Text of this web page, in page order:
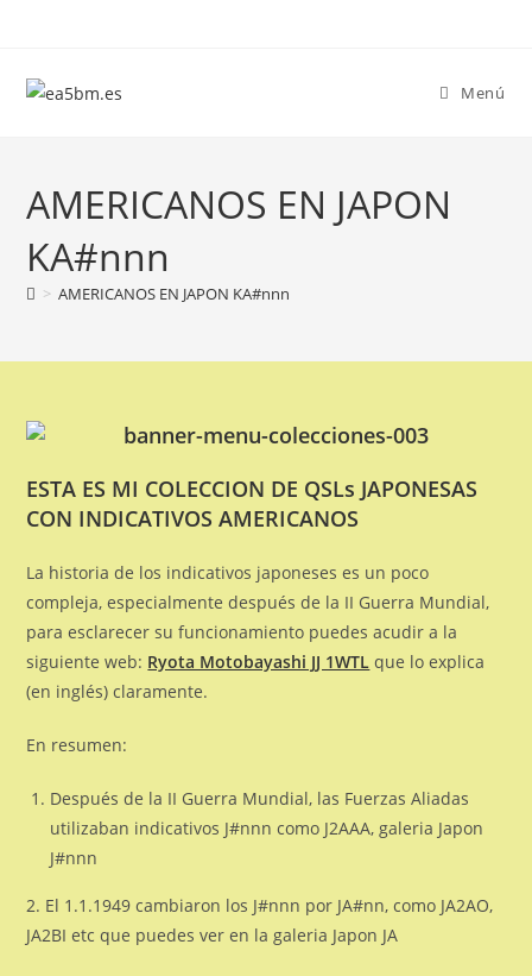
contenido
Menú
AMERICANOS EN JAPON
KA#nnn
> AMERICANOS EN JAPON KA#nnn
ESTA ES MI COLECCION DE QSLs JAPONESAS
CON INDICATIVOS AMERICANOS
La historia de los indicativos japoneses es un poco
compleja, especialmente después de la II Guerra Mundial,
para esclarecer su funcionamiento puedes acudir a la
siguiente web: Ryota Motobayashi JJ 1WTL que lo explica
(en inglés) claramente.
En resumen:
Después de la II Guerra Mundial, las Fuerzas Aliadas
utilizaban indicativos J#nnn como J2AAA, galeria Japon
J#nnn
2. El 1.1.1949 cambiaron los J#nnn por JA#nn, como JA2AO,
JA2BI etc que puedes ver en la galeria Japon JA